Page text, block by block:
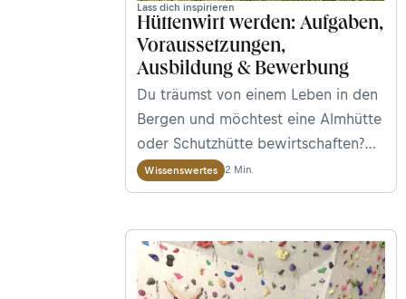
Lass dich inspirieren
Hüttenwirt werden: Aufgaben,
Voraussetzungen,
Ausbildung & Bewerbung
Du träumst von einem Leben in den
Bergen und möchtest eine Almhütte
oder Schutzhütte bewirtschaften?
Der Beruf als Hüttenwirt/in ist
vielseitig – und deutlich
Hier erfährst du alles Wichtige rund
um Aufgaben, Voraussetzungen,
Ausbildung und Bewerbung, um
Wissenswertes 2 Min.